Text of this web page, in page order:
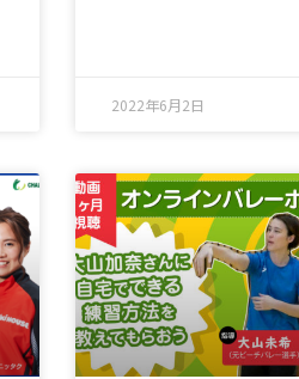
2022年6月2日